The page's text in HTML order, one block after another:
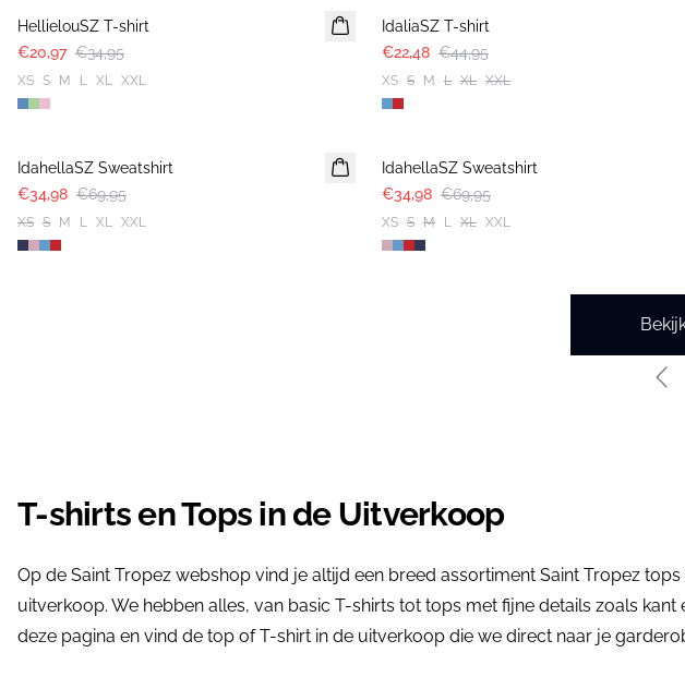
HellielouSZ T-shirt
€20,97 €34,95
XS S M L XL XXL
IdaliaSZ T-shirt
€22,48 €44,95
XS S M L XL XXL
IdahellaSZ Sweatshirt
€34,98 €69,95
XS S M L XL XXL
IdahellaSZ Sweatshirt
€34,98 €69,95
XS S M L XL XXL
T-shirts en Tops in de Uitverkoop
Op de Saint Tropez webshop vind je altijd een breed assortiment Saint Tropez tops
uitverkoop. We hebben alles, van basic T-shirts tot tops met fijne details zoals kant
deze pagina en vind de top of T-shirt in de uitverkoop die we direct naar je